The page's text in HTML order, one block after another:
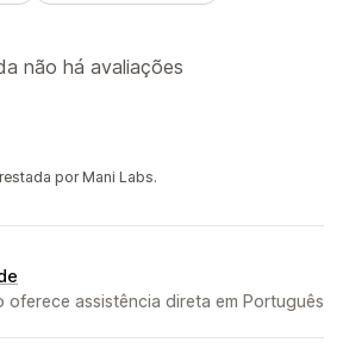
não há avaliações
por Mani Labs.
oferece assistência direta em Português